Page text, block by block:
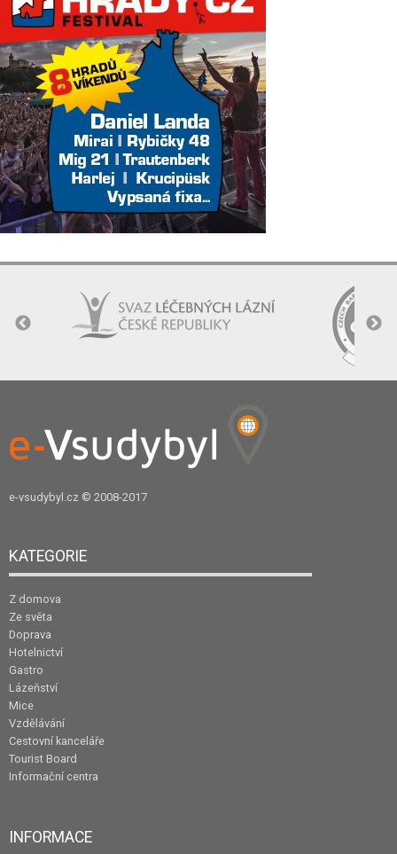
e-vsudybyl.cz © 2008-2017
KATEGORIE
Z domova
Ze světa
Doprava
Hotelnictví
Gastro
Lázeňství
Mice
Vzdělávání
Cestovní kanceláře
Tourist Board
Informační centra
INFORMACE